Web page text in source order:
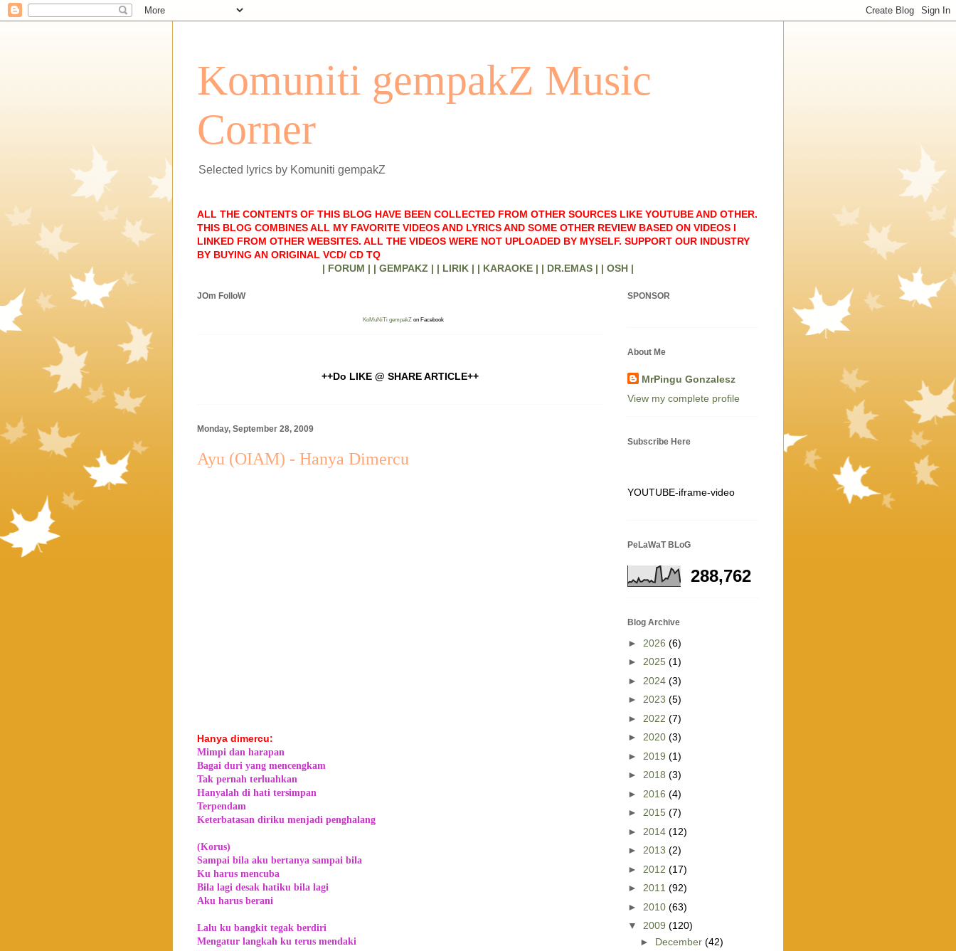
Komuniti gempakZ Music
Corner
Selected lyrics by Komuniti gempakZ
ALL THE CONTENTS OF THIS BLOG HAVE BEEN COLLECTED FROM OTHER SOURCES LIKE YOUTUBE AND OTHER.
THIS BLOG COMBINES ALL MY FAVORITE VIDEOS AND LYRICS AND SOME OTHER REVIEW BASED ON VIDEOS I
LINKED FROM OTHER WEBSITES. ALL THE VIDEOS WERE NOT UPLOADED BY MYSELF. SUPPORT OUR INDUSTRY
BY BUYING AN ORIGINAL VCD/ CD TQ
| FORUM | | GEMPAKZ | | LIRIK | | KARAOKE | | DR.EMAS | | OSH |
JOm FolloW
KoMuNiTi gempakZ on Facebook
++Do LIKE @ SHARE ARTICLE++
Monday, September 28, 2009
Ayu (OIAM) - Hanya Dimercu
Hanya dimercu:
Mimpi dan harapan
Bagai duri yang mencengkam
Tak pernah terluahkan
Hanyalah di hati tersimpan
Terpendam
Keterbatasan diriku menjadi penghalang
(Korus)
Sampai bila aku bertanya sampai bila
Ku harus mencuba
Bila lagi desak hatiku bila lagi
Aku harus berani
Lalu ku bangkit tegak berdiri
Mengatur langkah ku terus mendaki
SPONSOR
About Me
MrPingu Gonzalesz
View my complete profile
Subscribe Here
YOUTUBE-iframe-video
PeLaWaT BLoG
288,762
Blog Archive
► 2026 (6)
► 2025 (1)
► 2024 (3)
► 2023 (5)
► 2022 (7)
► 2020 (3)
► 2019 (1)
► 2018 (3)
► 2016 (4)
► 2015 (7)
► 2014 (12)
► 2013 (2)
► 2012 (17)
► 2011 (92)
► 2010 (63)
▼ 2009 (120)
► December (42)